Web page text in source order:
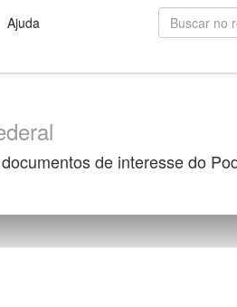
Ajuda
de interesse do